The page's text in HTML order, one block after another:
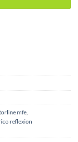
mfe
reflexion